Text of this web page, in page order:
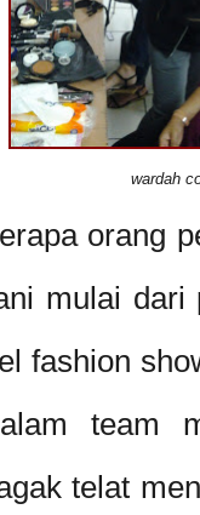
wardah
orang
mulai
fashion
team
telat